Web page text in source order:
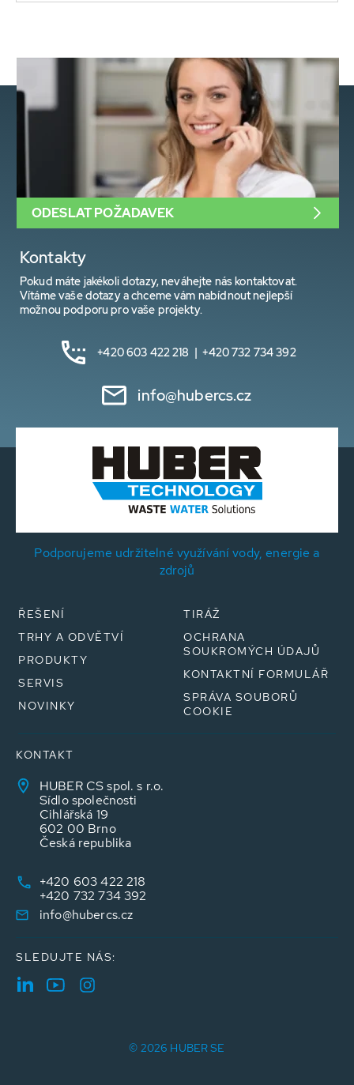
Kontakty
Pokud máte jakékoli dotazy, neváhejte nás kontaktovat.
Vítáme vaše dotazy a chceme vám nabídnout nejlepší
možnou podporu pro vaše projekty.
+420 603 422 218 | +420 732 734 392
info@hubercs.cz
ODESLAT POŽADAVEK
Podporujeme udržitelné využívání vody, energie a
zdrojů
ŘEŠENÍ
TRHY A ODVĚTVÍ
PRODUKTY
SERVIS
NOVINKY
TIRÁŽ
OCHRANA
SOUKROMÝCH ÚDAJŮ
KONTAKTNÍ FORMULÁŘ
SPRÁVA SOUBORŮ
COOKIE
KONTAKT
HUBER CS spol. s r.o.
Sídlo společnosti
Cihlářská 19
602 00 Brno
Česká republika
+420 603 422 218
+420 732 734 392
info@hubercs.cz
SLEDUJTE NÁS:
© 2026 HUBER SE